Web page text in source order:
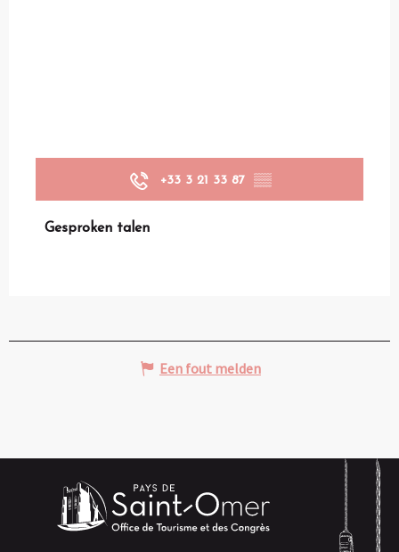
+33 3 21 33 87 ▒▒
Gesproken talen
Gesproken talen
Een fout melden